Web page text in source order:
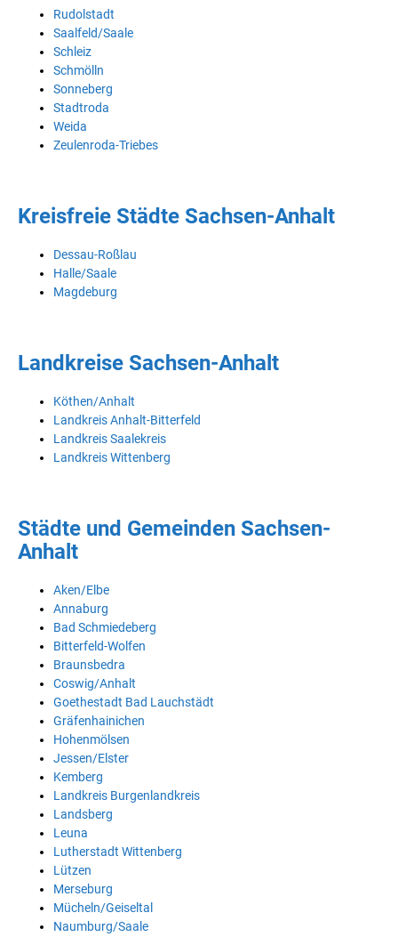
Rudolstadt
Saalfeld/Saale
Schleiz
Schmölln
Sonneberg
Stadtroda
Weida
Zeulenroda-Triebes
Kreisfreie Städte Sachsen-Anhalt
Dessau-Roßlau
Halle/Saale
Magdeburg
Landkreise Sachsen-Anhalt
Köthen/Anhalt
Landkreis Anhalt-Bitterfeld
Landkreis Saalekreis
Landkreis Wittenberg
Städte und Gemeinden Sachsen-
Anhalt
Aken/Elbe
Annaburg
Bad Schmiedeberg
Bitterfeld-Wolfen
Braunsbedra
Coswig/Anhalt
Goethestadt Bad Lauchstädt
Gräfenhainichen
Hohenmölsen
Jessen/Elster
Kemberg
Landkreis Burgenlandkreis
Landsberg
Leuna
Lutherstadt Wittenberg
Lützen
Merseburg
Mücheln/Geiseltal
Naumburg/Saale